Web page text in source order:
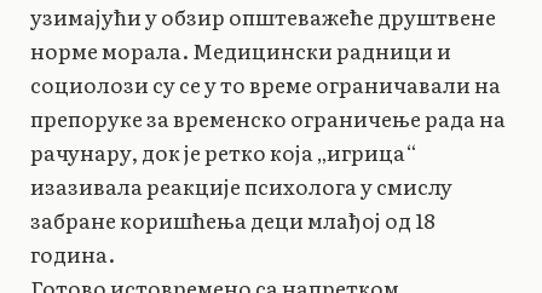
узимајући у обзир општеважеће друштвене
норме морала. Медицински радници и
социолози су се у то време ограничавали на
препоруке за временско ограничење рада на
рачунару, док је ретко која „игрица“
изазивала реакције психолога у смислу
забране коришћења деци млађој од 18
година.